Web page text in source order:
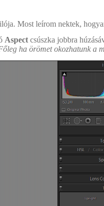
Most leírom nektek,
Aspect csúszka jobbra
ha örömet okozhatunk a